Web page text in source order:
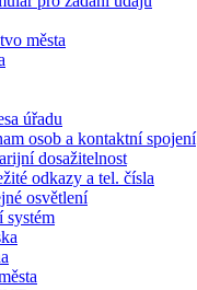
města
úřadu
osob a kontaktní spojení
dosažitelnost
odkazy a tel. čísla
osvětlení
systém